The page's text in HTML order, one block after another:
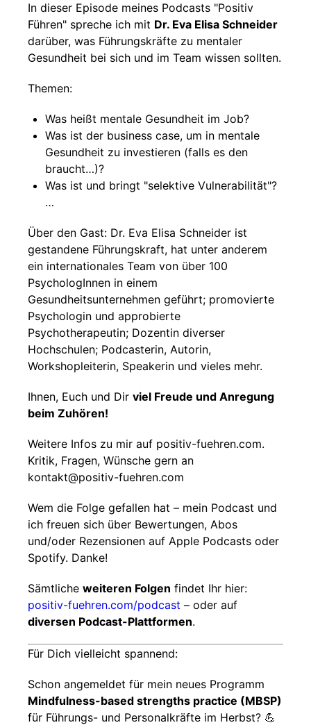
In dieser Episode meines Podcasts "Positiv
Führen" spreche ich mit Dr. Eva Elisa Schneider
darüber, was Führungskräfte zu mentaler
Gesundheit bei sich und im Team wissen sollten.
Themen:
Was heißt mentale Gesundheit im Job?
Was ist der business case, um in mentale
Gesundheit zu investieren (falls es den
braucht…)?
Was ist und bringt "selektive Vulnerabilität"?
…
Über den Gast: Dr. Eva Elisa Schneider ist
gestandene Führungskraft, hat unter anderem
ein internationales Team von über 100
PsychologInnen in einem
Gesundheitsunternehmen geführt; promovierte
Psychologin und approbierte
Psychotherapeutin; Dozentin diverser
Hochschulen; Podcasterin, Autorin,
Workshopleiterin, Speakerin und vieles mehr.
Ihnen, Euch und Dir viel Freude und Anregung
beim Zuhören!
Weitere Infos zu mir auf positiv-fuehren.com.
Kritik, Fragen, Wünsche gern an
kontakt@positiv-fuehren.com
Wem die Folge gefallen hat – mein Podcast und
ich freuen sich über Bewertungen, Abos
und/oder Rezensionen auf Apple Podcasts oder
Spotify. Danke!
Sämtliche weiteren Folgen findet Ihr hier:
positiv-fuehren.com/podcast – oder auf
diversen Podcast-Plattformen.
Für Dich vielleicht spannend:
Schon angemeldet für mein neues Programm
Mindfulness-based strengths practice (MBSP)
für Führungs- und Personalkräfte im Herbst? 💪